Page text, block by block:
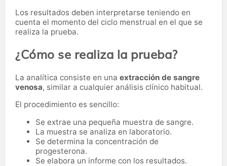
Los resultados deben interpretarse teniendo en
cuenta el momento del ciclo menstrual en el que se
realiza la prueba.
¿Cómo se realiza la prueba?
La analítica consiste en una extracción de sangre
venosa, similar a cualquier análisis clínico habitual.
El procedimiento es sencillo:
Se extrae una pequeña muestra de sangre.
La muestra se analiza en laboratorio.
Se determina la concentración de
progesterona.
Se elabora un informe con los resultados.